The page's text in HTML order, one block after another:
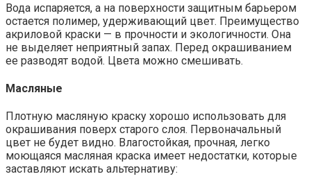
Вода испаряется, а на поверхности защитным барьером
остается полимер, удерживающий цвет. Преимущество
акриловой краски — в прочности и экологичности. Она
не выделяет неприятный запах. Перед окрашиванием
ее разводят водой. Цвета можно смешивать.
Масляные
Плотную масляную краску хорошо использовать для
окрашивания поверх старого слоя. Первоначальный
цвет не будет видно. Влагостойкая, прочная, легко
моющаяся масляная краска имеет недостатки, которые
заставляют искать альтернативу: